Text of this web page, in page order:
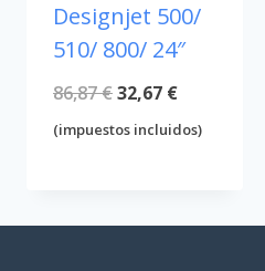
Designjet 500/
510/ 800/ 24″
86,87€El
precio
86,87 €.
32,67 €El
precio
32,67 €.
(impuestos incluidos)